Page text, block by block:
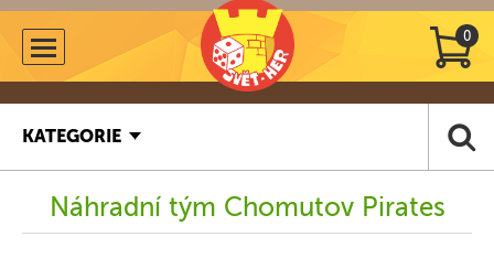
0
KATEGORIE
Náhradní tým Chomutov Pirates